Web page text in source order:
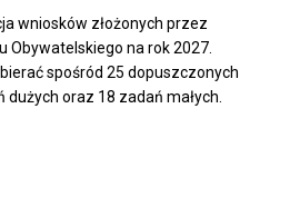
wniosków złożonych przez
Obywatelskiego na rok 2027.
spośród 25 dopuszczonych
oraz 18 zadań małych.